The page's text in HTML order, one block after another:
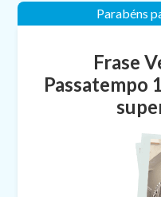
Parabéns
Frase
Passatempo
Frase